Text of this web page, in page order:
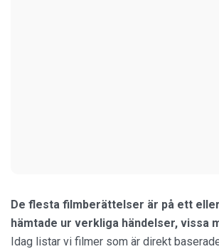
De flesta filmberättelser är på ett
hämtade ur verkliga händelser, vissa
Idag listar vi filmer som är direkt